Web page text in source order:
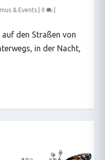
& Events 0
den Straßen von
in der Nacht,